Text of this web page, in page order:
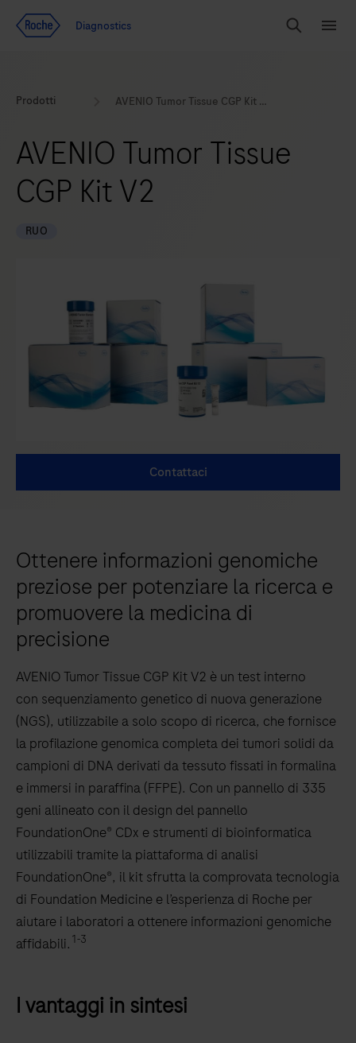
Diagnostics
Search
Prodotti AVENIO Tumor Tissue CGP Kit V2
AVENIO Tumor Tissue
CGP Kit V2
RUO
Contattaci
Ottenere informazioni genomiche
preziose per potenziare la ricerca e
promuovere la medicina di
precisione
AVENIO Tumor Tissue CGP Kit V2 è un test interno
con sequenziamento genetico di nuova generazione
(NGS), utilizzabile a solo scopo di ricerca, che fornisce
la profilazione genomica completa dei tumori solidi da
campioni di DNA derivati da tessuto fissati in formalina
e immersi in paraffina (FFPE). Con un pannello di 335
geni allineato con il design del pannello
FoundationOne® CDx e strumenti di bioinformatica
utilizzabili tramite la piattaforma di analisi
FoundationOne®, il kit sfrutta la comprovata tecnologia
di Foundation Medicine e l’esperienza di Roche per
aiutare i laboratori a ottenere informazioni genomiche
affidabili. 1-3
I vantaggi in sintesi